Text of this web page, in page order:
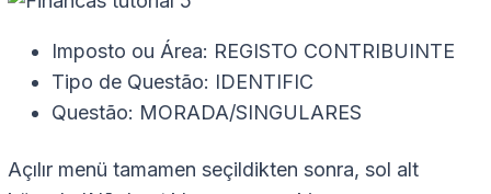
Imposto ou Área: REGISTO CONTRIBUINTE
Tipo de Questão: IDENTIFIC
Questão: MORADA/SINGULARES
Açılır menü tamamen seçildikten sonra, sol alt